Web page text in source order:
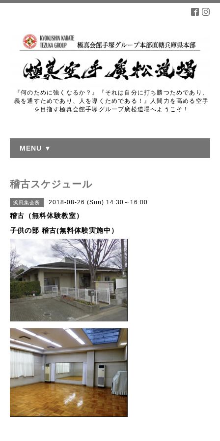
『何のために強くなるか？』『それは自分に打ち勝つためであり、
義を通すためであり、人を導くためである！』人間力を高める空手
を目指す極真会館手塚グループ廣松道場へようこそ！
MENU ▼
稽古スケジュール
浜風集会所 2018-08-26 (Sun) 14:30～16:00
稽古（無料体験教室）
子供の部 稽古(無料体験実施中）